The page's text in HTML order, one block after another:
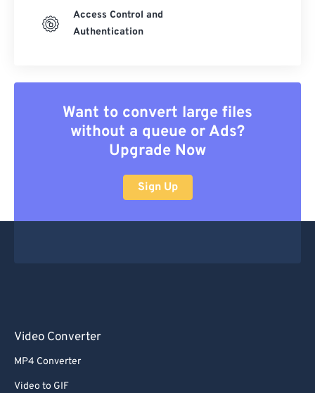
Access Control and
Authentication
Want to convert large files
without a queue or Ads?
Upgrade Now
Sign Up
Video Converter
MP4 Converter
Video to GIF